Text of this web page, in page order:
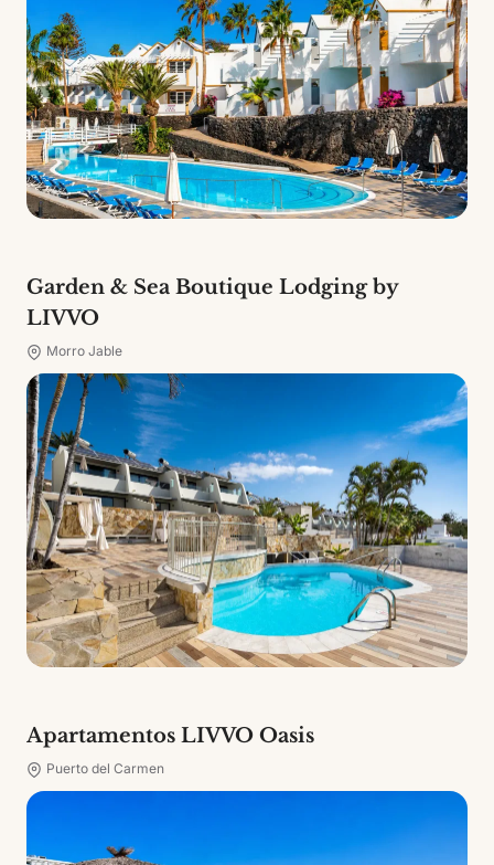
Garden & Sea Boutique Lodging by
LIVVO
Morro Jable
Apartamentos LIVVO Oasis
Puerto del Carmen